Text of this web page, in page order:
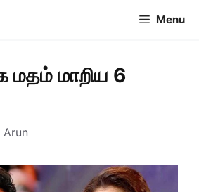
Menu
மதம் மாறிய 6
Arun